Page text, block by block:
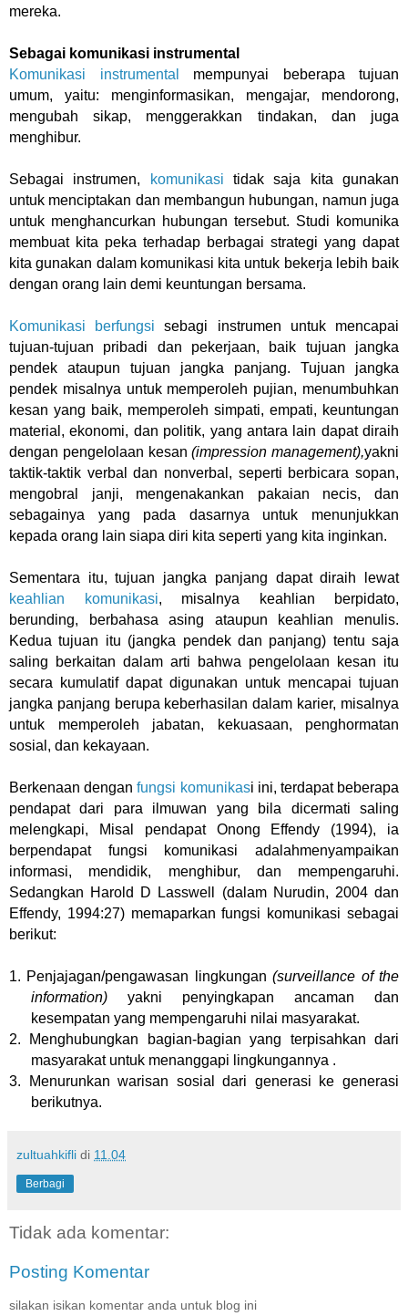
mereka.
Sebagai komunikasi instrumental
Komunikasi instrumental
mempunyai beberapa tujuan
umum, yaitu: menginformasikan, mengajar, mendorong,
mengubah sikap, menggerakkan tindakan, dan juga
menghibur.
Sebagai instrumen, komunikasi tidak saja kita gunakan
untuk menciptakan dan membangun hubungan, namun juga
untuk menghancurkan hubungan tersebut. Studi komunika
membuat kita peka terhadap berbagai strategi yang dapat
kita gunakan dalam komunikasi kita untuk bekerja lebih baik
dengan orang lain demi keuntungan bersama.
Komunikasi berfungsi sebagi instrumen untuk mencapai
tujuan-tujuan pribadi dan pekerjaan, baik tujuan jangka
pendek ataupun tujuan jangka panjang. Tujuan jangka
pendek misalnya untuk memperoleh pujian, menumbuhkan
kesan yang baik, memperoleh simpati, empati, keuntungan
material, ekonomi, dan politik, yang antara lain dapat diraih
dengan pengelolaan kesan(impression management),yakni
taktik-taktik verbal dan nonverbal, seperti berbicara sopan,
mengobral janji, mengenakankan pakaian necis, dan
sebagainya yang pada dasarnya untuk menunjukkan
kepada orang lain siapa diri kita seperti yang kita inginkan.
Sementara itu, tujuan jangka panjang dapat diraih lewat
keahlian komunikasi, misalnya keahlian berpidato,
berunding, berbahasa asing ataupun keahlian menulis.
Kedua tujuan itu (jangka pendek dan panjang) tentu saja
saling berkaitan dalam arti bahwa pengelolaan kesan itu
secara kumulatif dapat digunakan untuk mencapai tujuan
jangka panjang berupa keberhasilan dalam karier, misalnya
untuk memperoleh jabatan, kekuasaan, penghormatan
sosial, dan kekayaan.
Berkenaan dengan fungsi komunikasi ini, terdapat beberapa
pendapat dari para ilmuwan yang bila dicermati saling
melengkapi, Misal pendapat Onong Effendy (1994), ia
berpendapat fungsi komunikasi adalahmenyampaikan
informasi, mendidik, menghibur, dan mempengaruhi.
Sedangkan Harold D Lasswell (dalam Nurudin, 2004 dan
Effendy, 1994:27) memaparkan fungsi komunikasi sebagai
berikut:
1. Penjajagan/pengawasan lingkungan(surveillance of the
information) yakni penyingkapan ancaman dan
kesempatan yang mempengaruhi nilai masyarakat.
2. Menghubungkan bagian-bagian yang terpisahkan dari
masyarakat untuk menanggapi lingkungannya .
3. Menurunkan warisan sosial dari generasi ke generasi
berikutnya.
zultuahkifli di 11.04
Berbagi
Tidak ada komentar:
Posting Komentar
silakan isikan komentar anda untuk blog ini